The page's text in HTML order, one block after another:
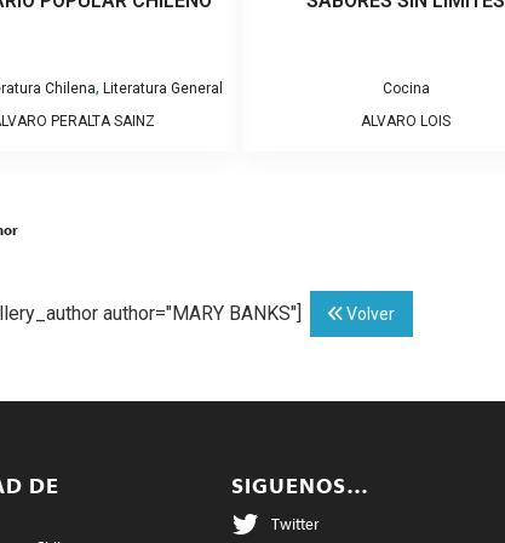
Chilena, Literatura General
PERALTA SAINZ
Cocina
ALVARO LOIS
author="MARY BANKS"] Volver
DE
SIGUENOS…
Twitter